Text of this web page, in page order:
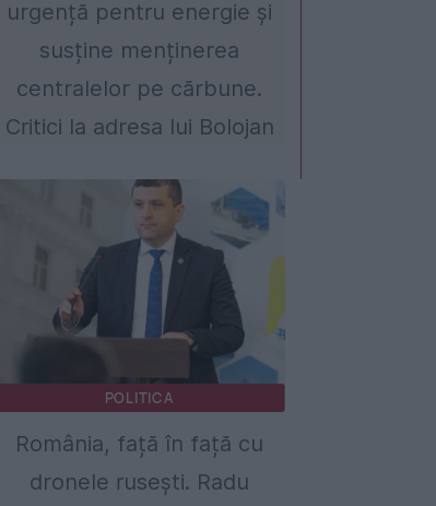
urgență pentru energie și
susține menținerea
centralelor pe cărbune.
Critici la adresa lui Bolojan
POLITICA
România, față în față cu
dronele rusești. Radu